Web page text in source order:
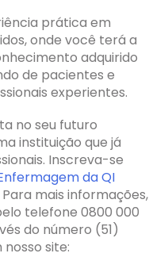
prática em
onde você terá a
adquirido
de pacientes e
experientes.
no seu futuro
instituição que já
Inscreva-se
da QI
Para mais informações,
telefone 0800 000
do número (51)
site: